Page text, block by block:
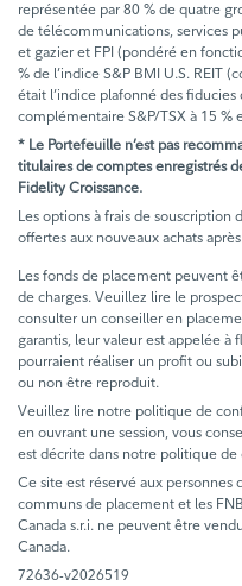
représentée par 80 % de quatre
de télécommunications, services
et gazier et FPI (pondéré en
% de l’indice S&P BMI U.S. REIT
était l’indice plafonné des fiducies
complémentaire S&P/TSX à 15 %
* Le Portefeuille n’est pas
titulaires de comptes enregistrés
Fidelity Croissance.
Les options à frais de souscription
offertes aux nouveaux achats
Les fonds de placement peuvent
de charges. Veuillez lire le
consulter un conseiller en
garantis, leur valeur est appelée
pourraient réaliser un profit ou
ou non être reproduit.
Veuillez lire notre politique de
en ouvrant une session, vous
est décrite dans notre politique
Ce site est réservé aux personnes
communs de placement et les
Canada s.r.i. ne peuvent être
Canada.
72636-v2026519